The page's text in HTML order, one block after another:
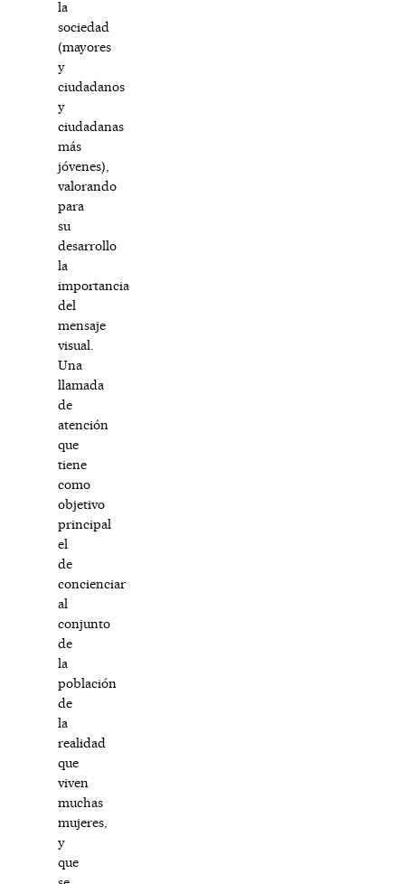
la
sociedad
(mayores
y
ciudadanos
y
ciudadanas
más
jóvenes),
valorando
para
su
desarrollo
la
importancia
del
mensaje
visual.
Una
llamada
de
atención
que
tiene
como
objetivo
principal
el
de
concienciar
al
conjunto
de
la
población
de
la
realidad
que
viven
muchas
mujeres,
y
que